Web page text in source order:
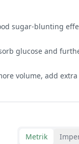
sugar-blunting
glucose and
volume, add extra
Metrik